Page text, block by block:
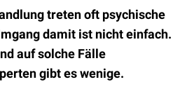
treten oft psychische
damit ist nicht einfach.
auf solche Fälle
gibt es wenige.